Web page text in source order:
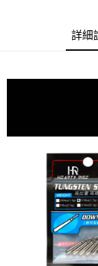
3.實際核准額度、可
1.分期款項不併入電
【注意事項】
1.本服務係由「台灣
用戶於交易時，得透
買賣價金債權讓與本
2.基於同意付款使用
資料（包含姓名、電
由本公司與您本人進
3.完整用戶服務條款
１．簡單：不需註冊
１．於結帳方式選擇
２．訂單成立數日內
ATM／網路銀行／等
※ 請注意：結帳手續
購買商品的店家。未
後付繳納相關費用。
※ 交易是否成功請以
是否繳費成功／繳費
客戶支援中心」
【注意事項】
每筆NT$60，滿
7-11取貨付款
每筆NT$60，滿
付款後7-11取貨
每筆NT$60，滿
詳細